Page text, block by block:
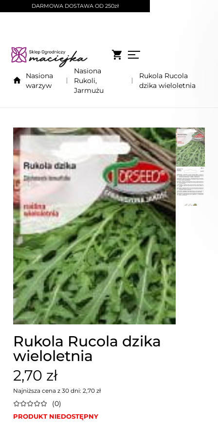
DARMOWA DOSTAWA OD 250zł
Nasiona
warzyw
Nasiona
Rukoli,
Jarmużu
Rukola Rucola
dzika wieloletnia
Rukola Rucola dzika
wieloletnia
2,70 zł
Najniższa cena z 30 dni: 2,70 zł
(0)
PRODUKT NIEDOSTĘPNY